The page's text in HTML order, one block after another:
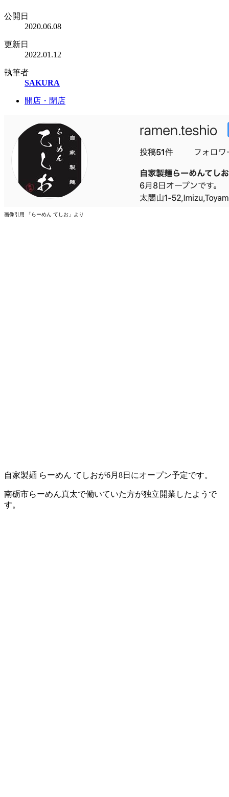
公開日
2020.06.08
更新日
2022.01.12
執筆者
SAKURA
開店・閉店
画像引用 「らーめん てしお」より
自家製麺 らーめん てしおが6月8日にオープン予定です。
南砺市らーめん真太で働いていた方が独立開業したようで
す。